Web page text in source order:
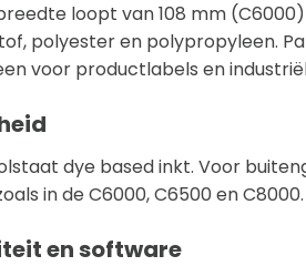
loopt van 108 mm
polyester en polypropyleen.
voor productlabels en
dye based inkt. Voor
in de C6000, C6500 en C8000.
en software